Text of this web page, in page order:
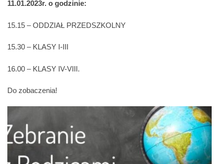
11.01.2023r. o godzinie:
15.15 – ODDZIAŁ PRZEDSZKOLNY
15.30 – KLASY I-III
16.00 – KLASY IV-VIII.
Do zobaczenia!